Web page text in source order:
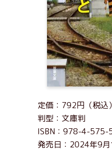
定価：792円（税込）
判型：文庫判
ISBN：978-4-
発売日：2024年9